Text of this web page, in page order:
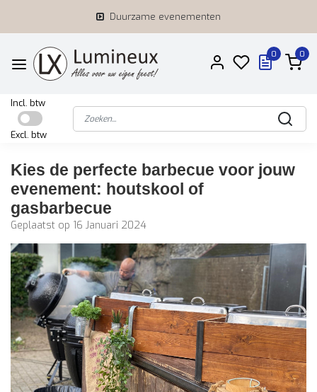
Duurzame evenementen
0 0
Incl. btw
Excl. btw
Kies de perfecte barbecue voor jouw
evenement: houtskool of
gasbarbecue
Geplaatst op 16 Januari 2024